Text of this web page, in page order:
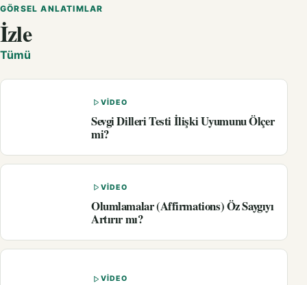
GÖRSEL ANLATIMLAR
İzle
Tümü
VIDEO
Sevgi Dilleri Testi İlişki Uyumunu Ölçer
mi?
VIDEO
Olumlamalar (Affirmations) Öz Saygıyı
Artırır mı?
VIDEO